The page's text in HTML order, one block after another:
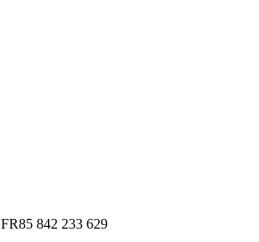
FR85 842 233 629